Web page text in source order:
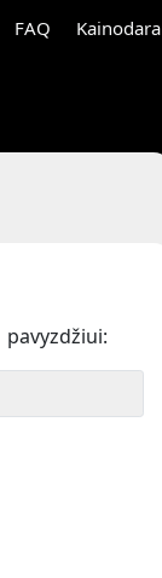
FAQ Kainodara
pavyzdžiui: